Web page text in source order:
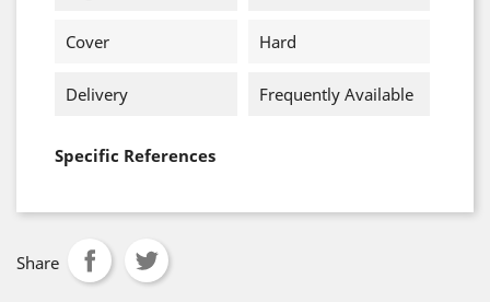
Cover Hard
Delivery Frequently Available
Specific References
Share